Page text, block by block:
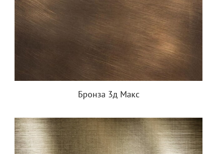
Бронза 3д Макс